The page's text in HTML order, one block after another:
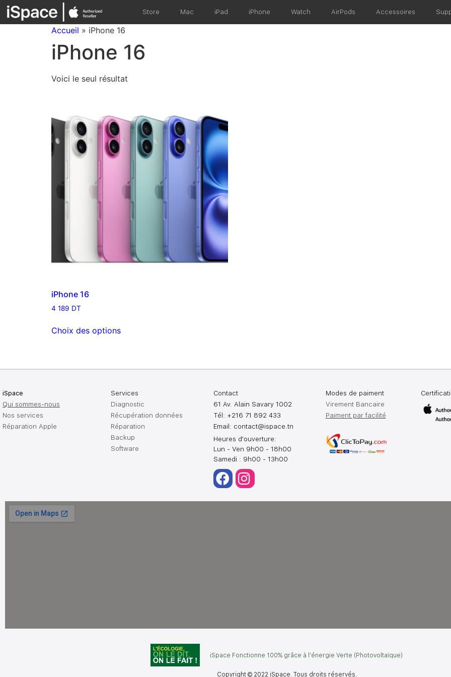
Store Mac iPad iPhone Watch AirPods Accessoires
Accueil » iPhone 16
iPhone 16
Voici le seul résultat
iPhone 16
4 189 DT
Choix des options
iSpace
Qui sommes-nous
Nos services
Réparation Apple
Services
Diagnostic
Récupération données
Réparation
Backup
Software
Contact
61 Av. Alain Savary 1002
Tél: +216 71 892 433
Email: contact@ispace.tn
Heures d'ouverture:
Lun - Ven 9h00 - 18h00
Samedi : 9h00 - 13h00
Modes de paiment
Virement Bancaire
Paiment par facilité
iSpace Fonctionne 100% grâce à l'énergie Verte (Photovoltaïque)
Copyright © 2022 iSpace. Tous droits réservés.